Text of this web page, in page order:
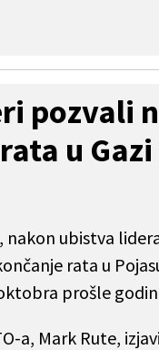
pozvali
u
nakon ubistva
rata u
prošle
a, Mark Rute,